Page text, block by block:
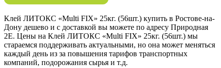
Клей ЛИТОКС «Multi FIX» 25кг. (56шт.) купить в Ростове-на-
Дону дешево и с доставкой вы можете по адресу Природная
2Е. Цены на Клей ЛИТОКС «Multi FIX» 25кг. (56шт.) мы
стараемся поддерживать актуальными, но она может меняться
каждый день из за повышения тарифов транспортных
компаний, подорожания сырья и т.д.